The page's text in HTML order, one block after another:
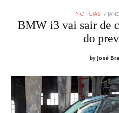
NOTICIAS
BMW i3 vai sair de
do
by José